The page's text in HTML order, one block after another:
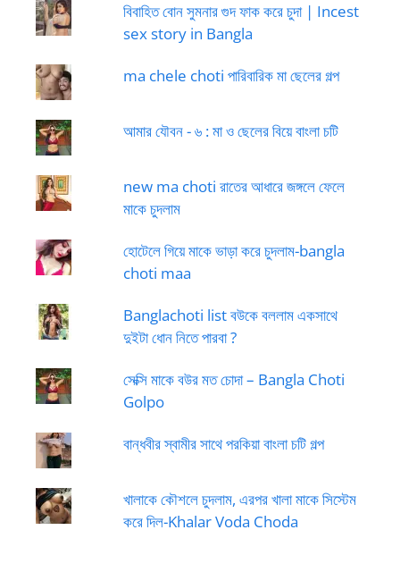
বিবাহিত বোন সুমনার গুদ ফাক করে চুদা | Incest
sex story in Bangla
ma chele choti পারিবারিক মা ছেলের গল্প
আমার যৌবন - ৬ : মা ও ছেলের বিয়ে বাংলা চটি
new ma choti রাতের আধারে জঙ্গলে ফেলে
মাকে চুদলাম
হোটেলে গিয়ে মাকে ভাড়া করে চুদলাম-bangla
choti maa
Banglachoti list বউকে বললাম একসাথে
দুইটা ধোন নিতে পারবা ?
সেক্সি মাকে বউর মত চোদা – Bangla Choti
Golpo
বান্ধবীর স্বামীর সাথে পরকিয়া বাংলা চটি গল্প
খালাকে কৌশলে চুদলাম, এরপর খালা মাকে সিস্টেম
করে দিল-Khalar Voda Choda